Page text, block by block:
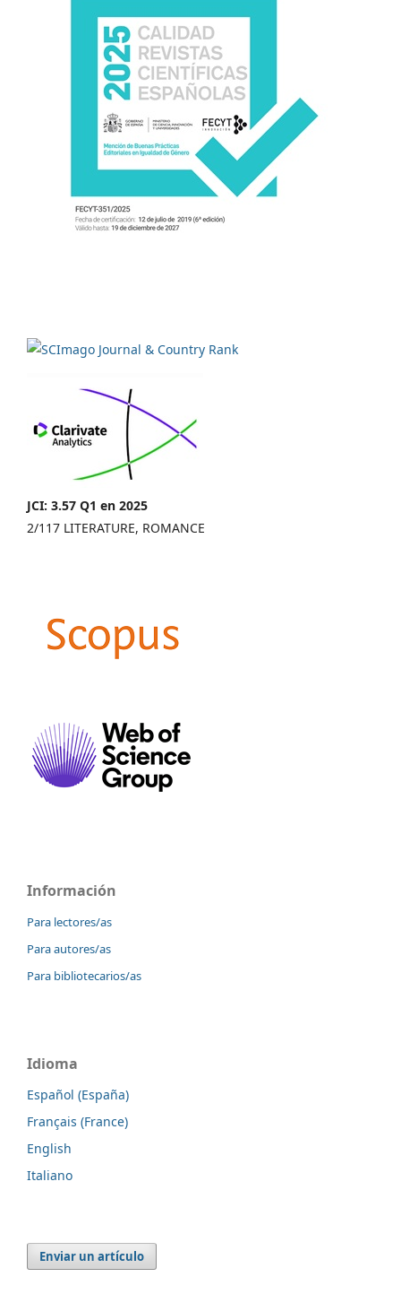
JCI: 3.57 Q1 en 2025
2/117 LITERATURE, ROMANCE
Información
Para lectores/as
Para autores/as
Para bibliotecarios/as
Idioma
Español (España)
Français (France)
English
Italiano
Enviar un artículo